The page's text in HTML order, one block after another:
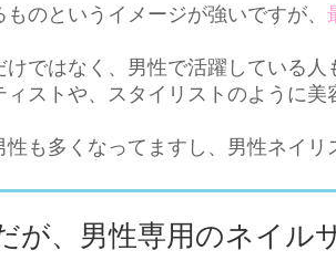
のというイメージが強いですが、
ではなく、男性で活躍している人
ィストや、スタイリストのように
も多くなってますし、男性ネイリ
が、男性専用のネイル